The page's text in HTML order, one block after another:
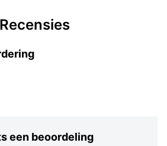
Recensies
een beoordeling